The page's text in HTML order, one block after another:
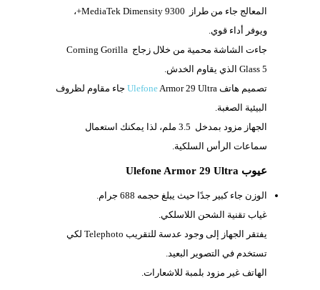
المعالج جاء من طراز
MediaTek Dimensity 9300+،
ويوفر أداء قوي.
جاءت الشاشة محمية من خلال زجاج Corning Gorilla
Glass 5 الذي يقاوم الخدش.
تصميم هاتف
UlefoneArmor 29 Ultra جاء مقاوم لظروف
البيئية الصغبة.
الجهاز مزود بمدخل
3.5 ملم، لذا يمكنك استعمال
سماعات الرأس السلكية.
عيوب Ulefone Armor 29 Ultra
الوزن جاء كبير جدًا حيث يبلغ حجمه 688 جرام.
غياب تقنية الشحن اللاسلكي.
يفتقر الجهاز إلى وجود عدسة للتقريب
Telephoto لكي
تستخدم في التصوير البعيد.
الهاتف غير مزود بلمبة للاشعارات.